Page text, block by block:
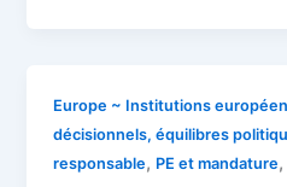
Europe ~ Institutions
décisionnels, équilibres
responsable, PE et mandature